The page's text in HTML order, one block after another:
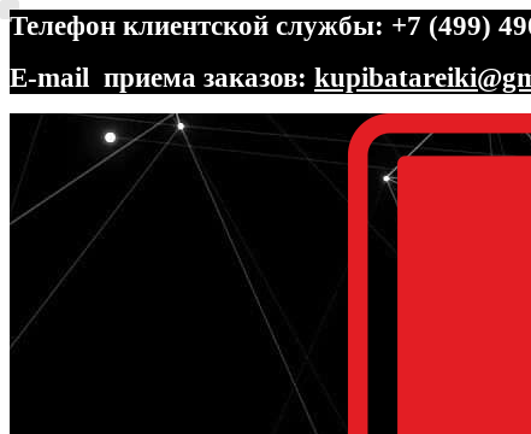
Телефон клиентской службы: +7 (499)
E-mail приема заказов:
Перейти
навигации
Перейти
содержимому